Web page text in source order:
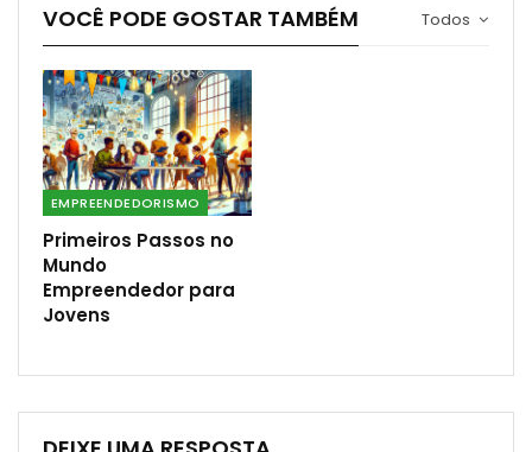
Todos
VOCÊ PODE GOSTAR TAMBÉM
EMPREENDEDORISMO
Primeiros Passos no
Mundo
Empreendedor para
Jovens